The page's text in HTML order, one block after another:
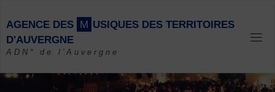
content
AGENCE DES M USIQUES DES TERRITOIRES
D'AUVERGNE
ADN* de l'Auvergne